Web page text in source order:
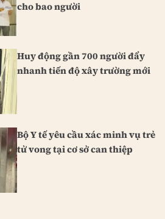
cho bao người
Huy động gần 700 người đẩy
nhanh tiến độ xây trường mới
Bộ Y tế yêu cầu xác minh vụ trẻ
tử vong tại cơ sở can thiệp